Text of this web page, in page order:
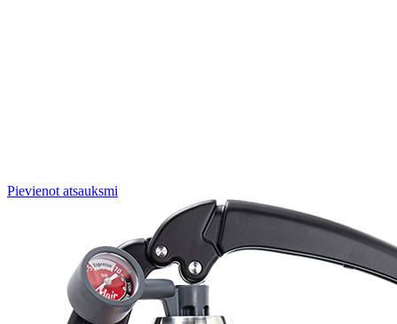
Pievienot atsauksmi